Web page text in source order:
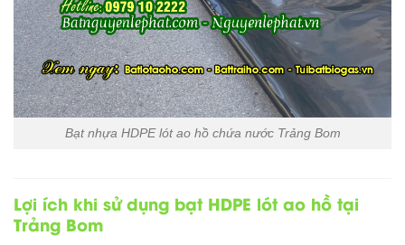
Bạt nhựa HDPE lót ao hồ chứa nước Trảng Bom
Lợi ích khi sử dụng bạt HDPE lót ao hồ tại
Trảng Bom